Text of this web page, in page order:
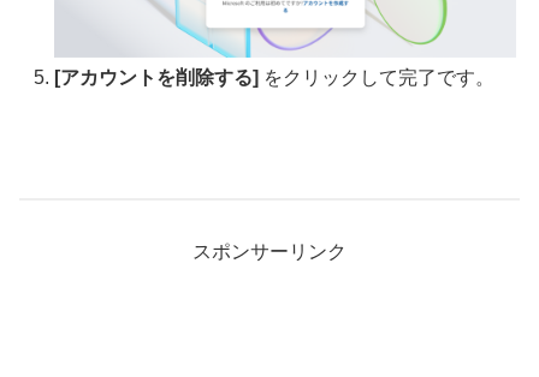
[アカウントを削除する] をクリックして完了です。
スポンサーリンク